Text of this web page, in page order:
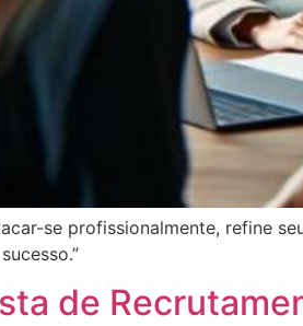
se profissionalmente, refine
de